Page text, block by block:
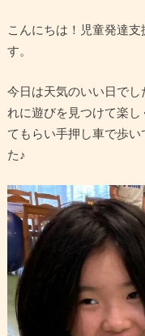
こんにちは！児童発達
す。
今日は天気のいい日で
れに遊びを見つけて楽
てもらい手押し車で歩
た♪